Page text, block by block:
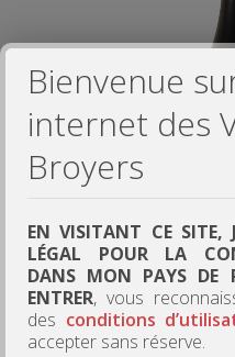
Bienvenue
internet des
Broyers
EN VISITANT CE SITE,
LÉGAL POUR LA
DANS MON PAYS DE
ENTRER, vous
des conditions
accepter sans réserve.